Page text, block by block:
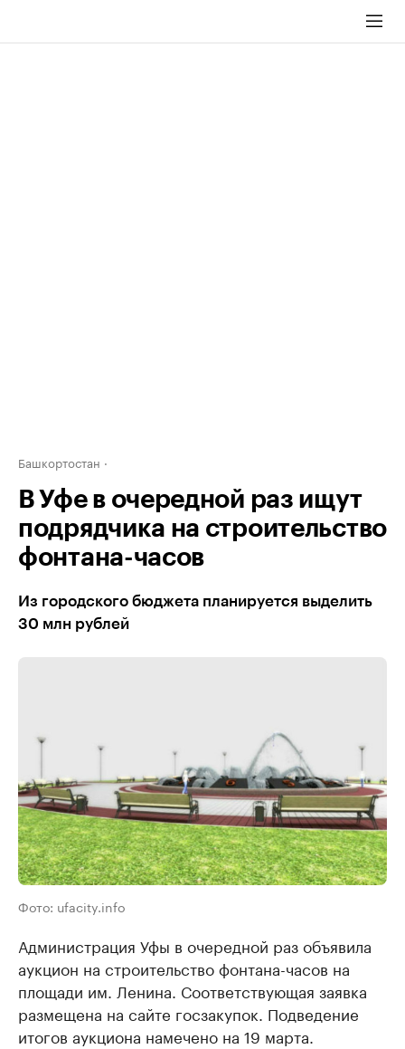
Башкортостан
В Уфе в очередной раз ищут
подрядчика на строительство
фонтана-часов
Из городского бюджета планируется выделить
30 млн рублей
Фото: ufacity.info
Администрация Уфы в очередной раз объявила
аукцион на строительство фонтана-часов на
площади им. Ленина. Соответствующая заявка
размещена на сайте госзакупок. Подведение
итогов аукциона намечено на 19 марта.